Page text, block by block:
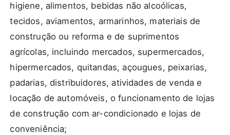
higiene, alimentos, bebidas não alcoólicas,
tecidos, aviamentos, armarinhos, materiais de
construção ou reforma e de suprimentos
agrícolas, incluindo mercados, supermercados,
hipermercados, quitandas, açougues, peixarias,
padarias, distribuidores, atividades de venda e
locação de automóveis, o funcionamento de lojas
de construção com ar-condicionado e lojas de
conveniência;